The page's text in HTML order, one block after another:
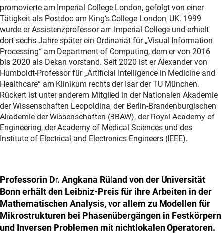
promovierte am Imperial College London, gefolgt von einer
Tätigkeit als Postdoc am King‘s College London, UK. 1999
wurde er Assistenzprofessor am Imperial College und erhielt
dort sechs Jahre später ein Ordinariat für „Visual Information
Processing“ am Department of Computing, dem er von 2016
bis 2020 als Dekan vorstand. Seit 2020 ist er Alexander von
Humboldt-Professor für „Artificial Intelligence in Medicine and
Healthcare“ am Klinikum rechts der Isar der TU München.
Rückert ist unter anderem Mitglied in der Nationalen Akademie
der Wissenschaften Leopoldina, der Berlin-Brandenburgischen
Akademie der Wissenschaften (BBAW), der Royal Academy of
Engineering, der Academy of Medical Sciences und des
Institute of Electrical and Electronics Engineers (IEEE).
Professorin Dr. Angkana Rüland von der Universität
Bonn erhält den Leibniz-Preis für ihre Arbeiten in der
Mathematischen Analysis, vor allem zu Modellen für
Mikrostrukturen bei Phasenübergängen in Festkörpern
und Inversen Problemen mit nichtlokalen Operatoren.